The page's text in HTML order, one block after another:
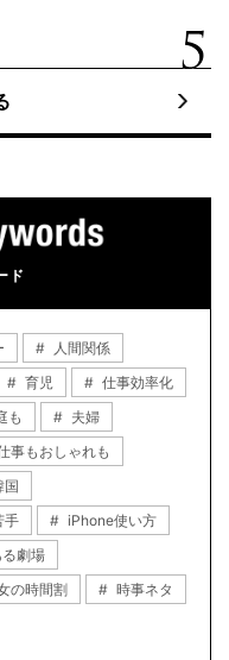
ド
人間関係
育児
仕事効率化
も
夫婦
事もおしゃれも
国
手
iPhone使い方
劇場
の時間割
時事ネタ